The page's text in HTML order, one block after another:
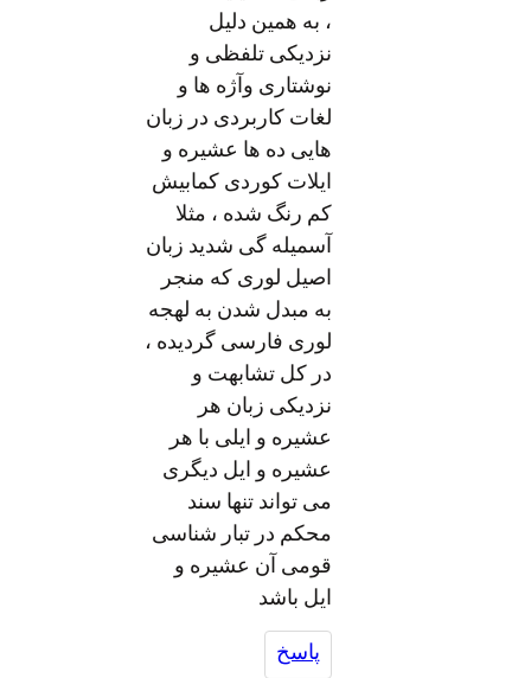
، به همین دلیل
نزدیکی تلفظی و
نوشتاری وآژه ها و
لغات کاربردی در زبان
هایی ده ها عشیره و
ایلات کوردی کمابیش
کم رنگ شده ، مثلا
آسمیله گی شدید زبان
اصیل لوری که منجر
به مبدل شدن به لهجه
لوری فارسی گردیده ،
در کل تشابهت و
نزدیکی زبان هر
عشیره و ایلی با هر
عشیره و ایل دیگری
می تواند تنها سند
محکم در تبار شناسی
قومی آن عشیره و
ایل باشد
پاسخ